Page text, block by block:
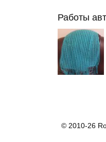
Работы
© 2010-26